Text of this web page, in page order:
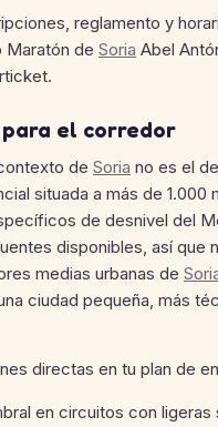
reglamento y
Maratón de Soria Abel
el corredor
de Soria no es el
situada a más de 1.000
de desnivel del
disponibles, así que
medias urbanas de
ciudad pequeña, más
directas en tu plan de
en circuitos con ligeras